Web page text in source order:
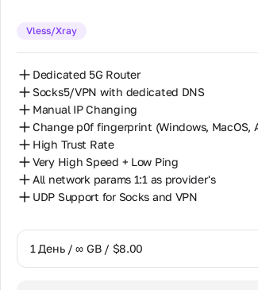
Vless/Xray
Dedicated 5G Router
Socks5/VPN with dedicated DNS
Manual IP Changing
Change p0f fingerprint (Windows, MacOS,
High Trust Rate
Very High Speed + Low Ping
All network params 1:1 as provider's
UDP Support for Socks and VPN
1 День / ∞ GB / $8.00